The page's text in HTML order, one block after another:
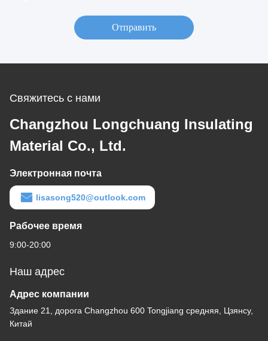
Свяжитесь с нами
Changzhou Longchuang Insulating
Material Co., Ltd.
Электронная почта
lisasong520@outlook.com
Рабочее время
9:00-20:00
Наш адрес
Адрес компании
Здание 21, дорога Changzhou 600 Tongjiang средняя, Цзянсу,
Китай